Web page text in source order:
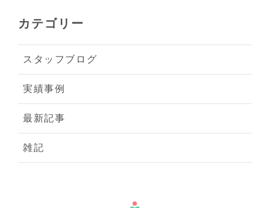
カテゴリー
スタッフブログ
実績事例
最新記事
雑記